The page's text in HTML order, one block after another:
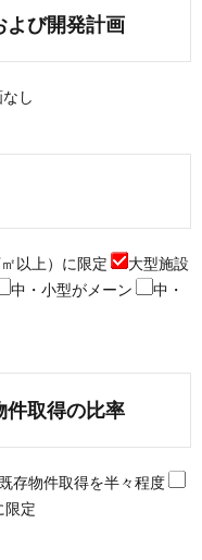
よび開発計画
し
以上）に限定
大型施設
中・小型がメーン
中・
件取得の比率
存物件取得を半々程度
限定